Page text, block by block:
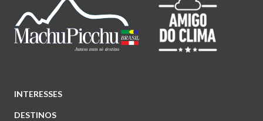
INTERESSES
DESTINOS